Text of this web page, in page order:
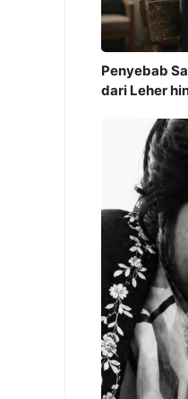
Penyebab
dari Leher